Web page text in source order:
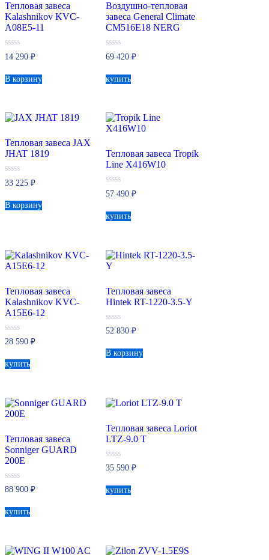
Тепловая завеса
Kalashnikov KVC-
A08E5-11
0
из
14 290 ₽
В корзину
Воздушно-тепловая
завеса General Climate
CM516E18 NERG
0
из
69 420₽
купить
Тепловая завеса JAX
JHAT 1819
0
из
33 225 ₽
В корзину
Тепловая завеса Tropik
Line X416W10
0
из
57 490₽
купить
Тепловая завеса
Kalashnikov KVC-
A15E6-12
0
из
28 590 ₽
купить
Тепловая завеса
Hintek RT-1220-3.5-Y
0
из
52 830₽
В корзину
Тепловая завеса
Sonniger GUARD
200E
0
из
88 900 ₽
купить
Тепловая завеса Loriot
LTZ-9.0 T
0
из
35 590₽
купить